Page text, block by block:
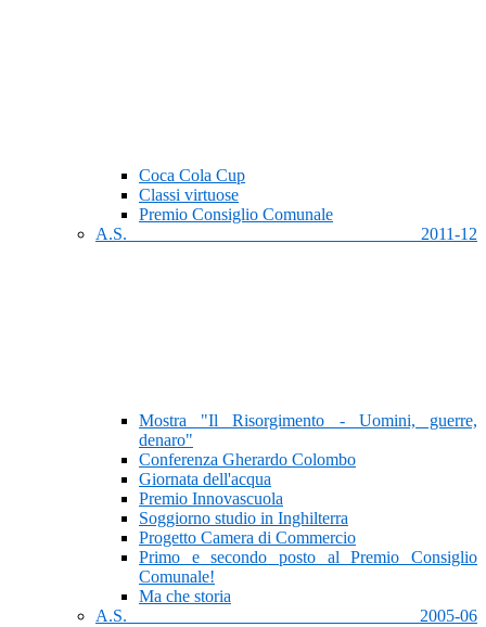
Coca Cola Cup
Classi virtuose
Premio Consiglio Comunale
A.S. 2011-12
Mostra "Il Risorgimento - Uomini, guerre,
denaro"
Conferenza Gherardo Colombo
Giornata dell'acqua
Premio Innovascuola
Soggiorno studio in Inghilterra
Progetto Camera di Commercio
Primo e secondo posto al Premio Consiglio
Comunale!
Ma che storia
A.S. 2005-06